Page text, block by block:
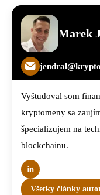
Marek
Vyštudoval som
kryptomeny sa
špecializujem na
blockchainu.
Všetky články